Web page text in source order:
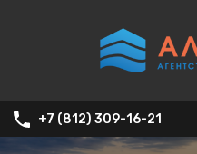
+7 (812) 309-16-21